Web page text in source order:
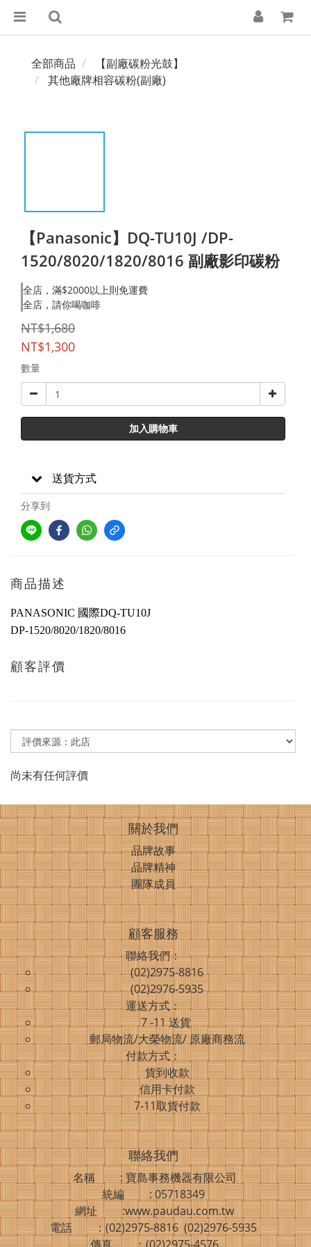
全部商品
【副廠碳粉光鼓】
其他廠牌相容碳粉(副廠)
【Panasonic】DQ-TU10J /DP-
1520/8020/1820/8016 副廠影印碳粉
全店，滿$2000以上則免運費
全店，請你喝咖啡
NT$1,680
NT$1,300
數量
加入購物車
送貨方式
分享到
商品描述
PANASONIC 國際DQ-TU10J
DP-1520/8020/1820/8016
顧客評價
尚未有任何評價
關於我們
品牌故事
品牌精神
團隊成員
顧客服務
聯絡我們：
(02)2975-8816
(02)2976-5935
運送方式：
7 -11 送貨
郵局物流/大榮物流/ 原廠商務流
付款方式：
貨到收款
信用卡付款
7-11取貨付款
聯絡我們
名稱 : 寶島事務機器有限公司
統編 : 05718349
網址 :www.paudau.com.tw
電話 ：(02)2975-8816 (02)2976-5935